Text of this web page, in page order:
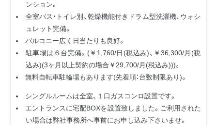
ンション。
全室バス・トイレ別、乾燥機能付きドラム型洗濯機、ウォシ
ュレット完備。
バルコニー広く日当たりも良好。
駐車場は６台完備。(￥1,760/日(税込み)、￥36,300/月(税
込み)(3ヶ月以上契約の場合￥29,700/月(税込み)))。
無料自転車駐輪場もあります(先着順：台数制限あり)。
シングルルームは全室、１口ガスコンロ設置です。
エントランスに宅配BOXを設置致しました。ご利用された
い場合は弊社事務所へ事前にお申し込み下さいませ。